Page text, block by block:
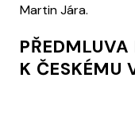
Martin Jára.
K ČESKÉMU